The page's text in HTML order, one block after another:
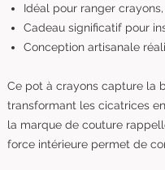
Idéal pour ranger
Cadeau significatif pour
Conception artisanale
Ce pot à crayons capture la
transformant les cicatrices
la marque de couture
force intérieure permet de